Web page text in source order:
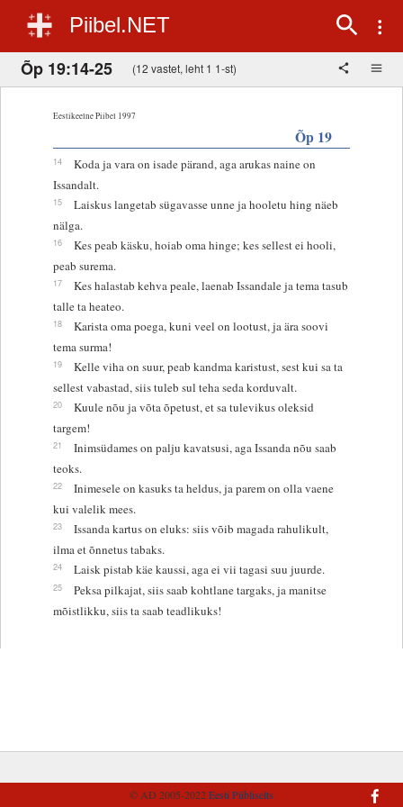
Piibel.NET
Õp 19:14-25 (12 vastet, leht 1 1-st)
Eestikeelne Piibel 1997
Õp 19
14
Koda ja vara on isade pärand, aga arukas naine on
Issandalt.
15
Laiskus langetab sügavasse unne ja hooletu hing näeb
nälga.
16
Kes peab käsku, hoiab oma hinge; kes sellest ei hooli,
peab surema.
17
Kes halastab kehva peale, laenab Issandale ja tema tasub
talle ta heateo.
18
Karista oma poega, kuni veel on lootust, ja ära soovi
tema surma!
19
Kelle viha on suur, peab kandma karistust, sest kui sa ta
sellest vabastad, siis tuleb sul teha seda korduvalt.
20
Kuule nõu ja võta õpetust, et sa tulevikus oleksid
targem!
21
Inimsüdames on palju kavatsusi, aga Issanda nõu saab
teoks.
22
Inimesele on kasuks ta heldus, ja parem on olla vaene
kui valelik mees.
23
Issanda kartus on eluks: siis võib magada rahulikult,
ilma et õnnetus tabaks.
24 Laisk pistab käe kaussi, aga ei vii tagasi suu juurde.
25
Peksa pilkajat, siis saab kohtlane targaks, ja manitse
mõistlikku, siis ta saab teadlikuks!
© AD 2005-2022Eesti Piibliselts